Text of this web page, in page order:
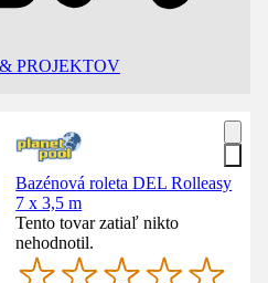
PROJEKTOV
Bazénová roleta DEL Rolleasy
7 x 3,5 m
Tento tovar zatiaľ nikto
nehodnotil.